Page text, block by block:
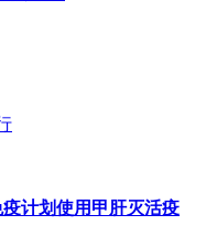
计划使用甲肝灭活疫